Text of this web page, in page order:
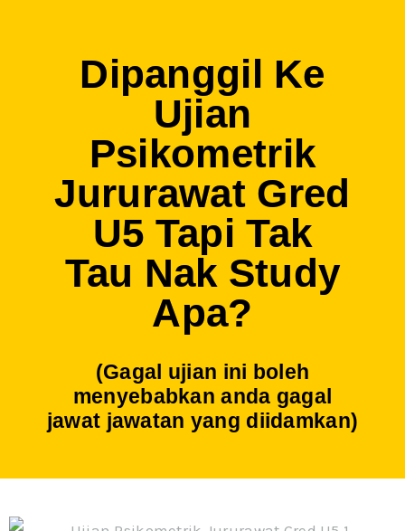
Dipanggil Ke
Ujian
Psikometrik
Jururawat Gred
U5 Tapi Tak
Tau Nak Study
Apa?
(Gagal ujian ini boleh
menyebabkan anda gagal
jawat jawatan yang diidamkan)